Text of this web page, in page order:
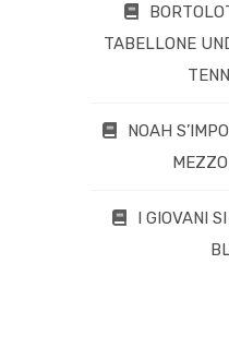
TABELLONE
NOAH
I GIOVANI